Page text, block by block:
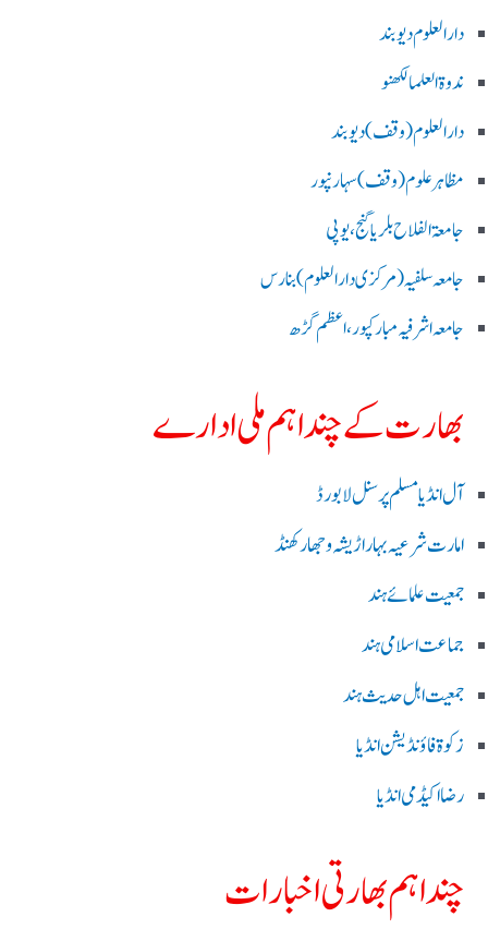
دارالعلوم دیوبند
ندوۃالعلما لکھنو
دارالعلوم (وقف)دیوبند
مظاہرعلوم (وقف)سہارنپور
جامعۃ الفلاح بلریاگنج،یوپی
جامعہ سلفیہ(مرکزی دارالعلوم )بنارس
جامعہ اشرفیہ مبارکپور،اعظم گڑھ
بھارت کے چند اہم ملی ادارے
آل انڈیا مسلم پرسنل لا بورڈ
امارت شرعیہ بہار اڑیشہ و جھارکھنڈ
جمعیت علمائے ہند
جماعت اسلامی ہند
جمعیت اہل حدیث ہند
زکوۃ فاؤنڈیشن انڈیا
رضا اکیڈمی انڈیا
چند اہم بھارتی اخبارات